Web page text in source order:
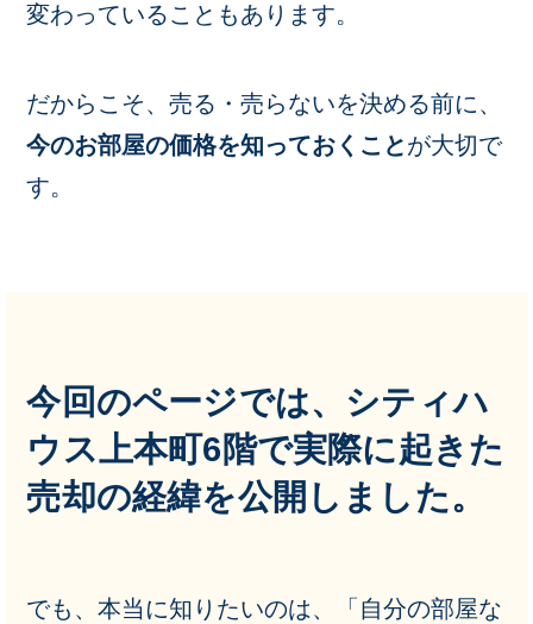
変わっていることもあります。
だからこそ、売る・売らないを決める前に、
今のお部屋の価格を知っておくことが大切で
す。
今回のページでは、シティハ
ウス上本町6階で実際に起きた
売却の経緯を公開しました。
でも、本当に知りたいのは、「自分の部屋な